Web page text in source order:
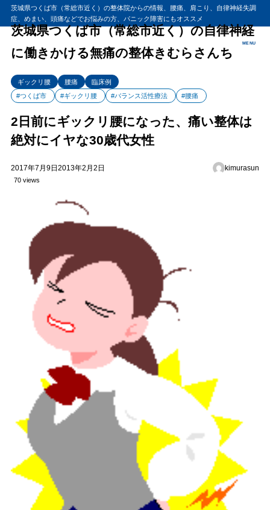
茨城県つくば市（常総市近く）の整体院からの情報、腰痛、肩こり、自律神経失調
症、めまい、頭痛などでお悩みの方、パニック障害にもオススメ
茨城県つくば市（常総市近く）の自律神経
に働きかける無痛の整体きむらさんち
MENU
ギックリ腰 腰痛
臨床例
#つくば市
#ギックリ腰 #バランス活性療法 #腰痛
2日前にギックリ腰になった、痛い整体は
絶対にイヤな30歳代女性
2017年7月9日2013年2月2日 kimurasun
70 views